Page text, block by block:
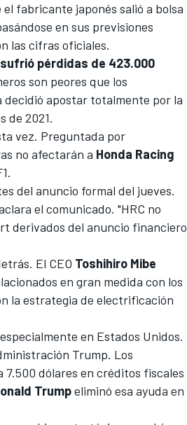
fabricante japonés salió a bolsa
en sus previsiones
las cifras oficiales.
pérdidas de 423.000
son peores que los
decidió apostar totalmente por la
de 2021.
vez. Preguntada por
no afectarán a Honda Racing
del anuncio formal del jueves.
el comunicado. "HRC no
derivados del anuncio financiero
El CEO Toshihiro Mibe
en gran medida con los
la estrategia de electrificación
en Estados Unidos.
Trump. Los
dólares en créditos fiscales
Trumpeliminó esa ayuda en